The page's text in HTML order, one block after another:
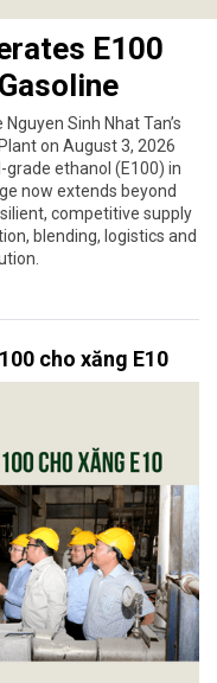
E100
Sinh Nhat Tan’s
on August 3, 2026
ethanol (E100) in
now extends beyond
competitive supply
blending, logistics and
cho xăng E10